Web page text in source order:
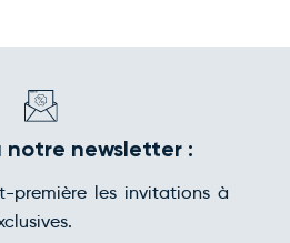
notre newsletter :
première les invitations à